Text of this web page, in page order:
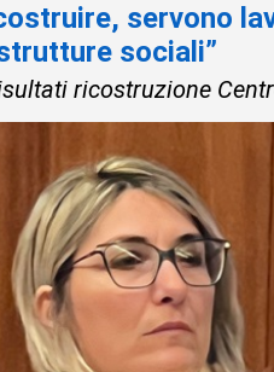
servono
sociali”
ricostruzione